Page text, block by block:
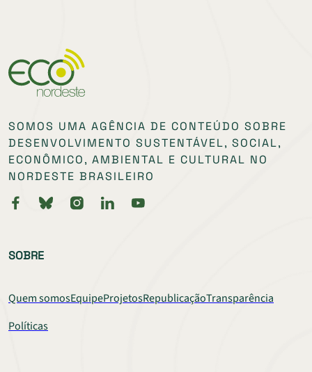
SOMOS UMA AGÊNCIA DE CONTEÚDO SOBRE
DESENVOLVIMENTO SUSTENTÁVEL, SOCIAL,
ECONÔMICO, AMBIENTAL E CULTURAL NO
NORDESTE BRASILEIRO
SOBRE
Quem somosEquipeProjetosRepublicaçãoTransparência
Políticas